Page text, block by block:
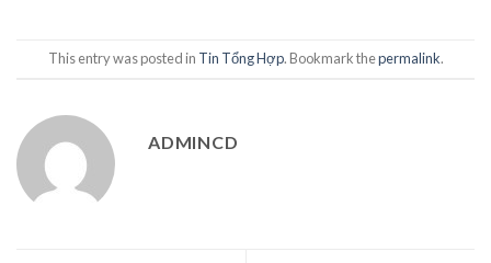
This entry was posted in Tin Tổng Hợp. Bookmark thepermalink.
ADMINCD